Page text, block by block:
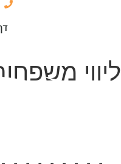
ליווי